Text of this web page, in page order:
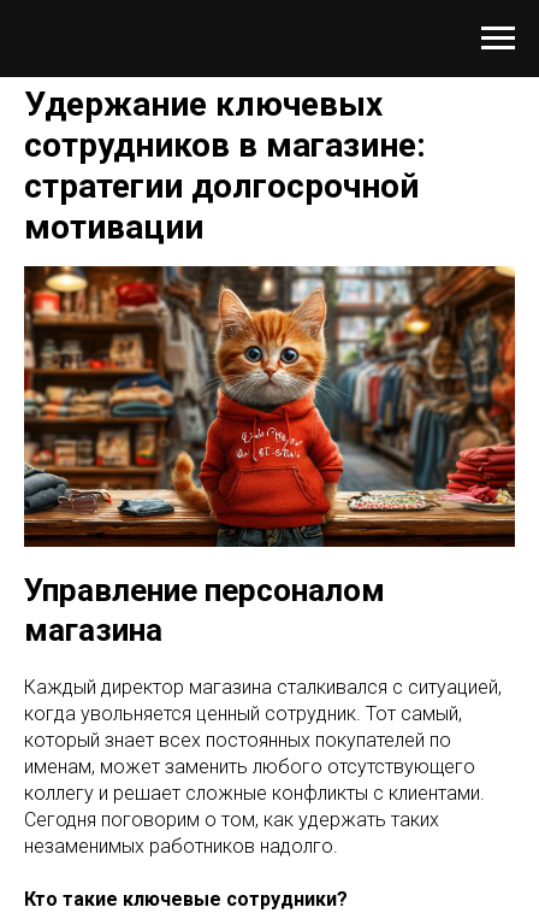
Удержание ключевых
сотрудников в магазине:
стратегии долгосрочной
мотивации
Управление персоналом
магазина
Каждый директор магазина сталкивался с ситуацией,
когда увольняется ценный сотрудник. Тот самый,
который знает всех постоянных покупателей по
именам, может заменить любого отсутствующего
коллегу и решает сложные конфликты с клиентами.
Сегодня поговорим о том, как удержать таких
незаменимых работников надолго.
Кто такие ключевые сотрудники?